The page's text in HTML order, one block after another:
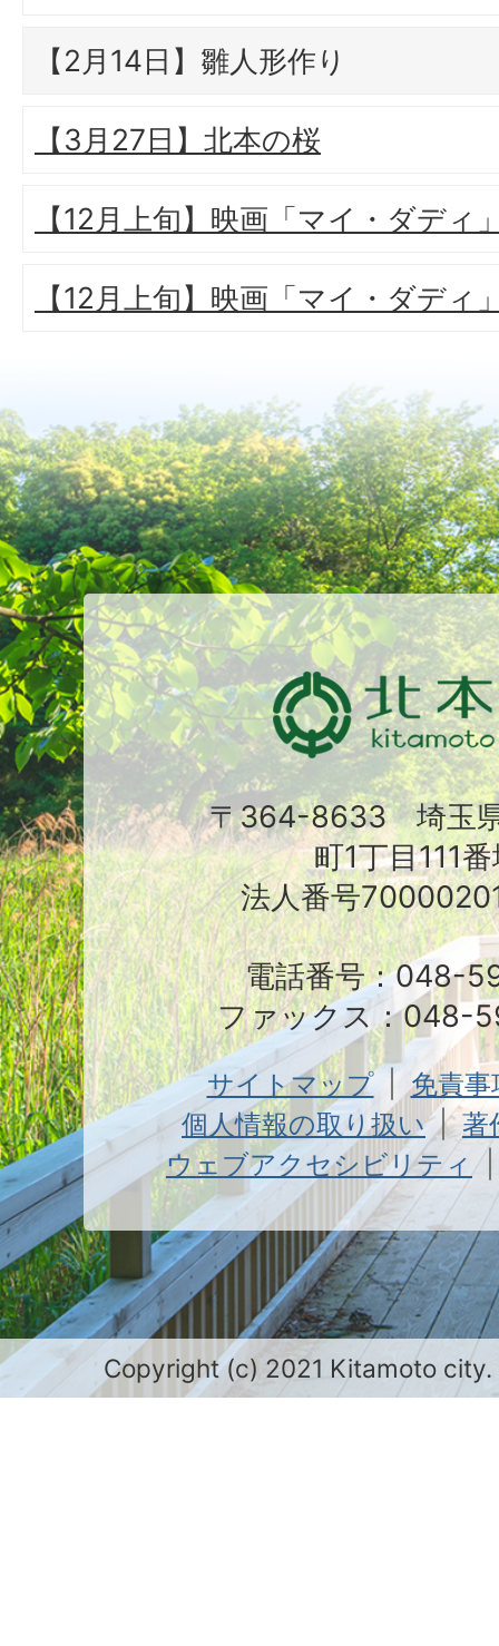
【2月14日】雛人形作り
【3月27日】北本の桜
【12月上旬】映画「マイ・ダディ
【12月上旬】映画「マイ・ダディ
〒364-8633 埼玉
町1丁目111
法人番号
電話番号：048-
ファックス：048-
サイトマップ
免責
個人情報の取り扱い
著
ウェブアクセシビリティ
Copyright (c) 2021 Kitamoto city.